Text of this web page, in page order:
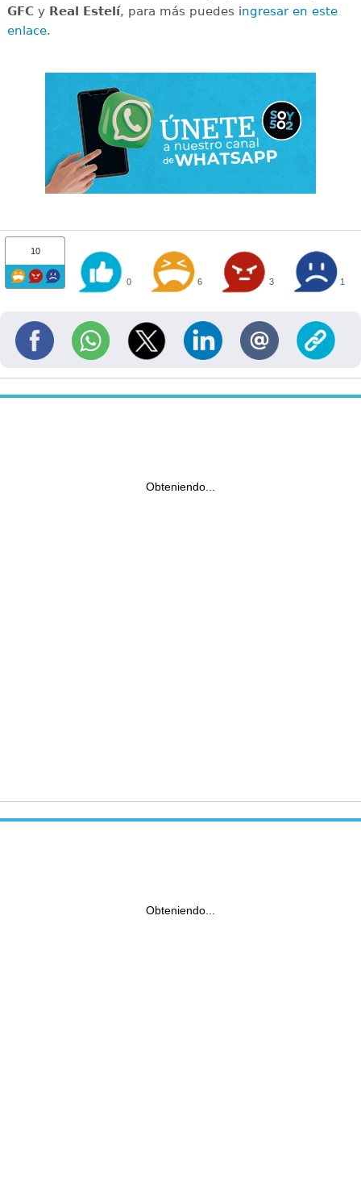
GFC y Real Estelí, para más puedes ingresar en este
enlace.
10
0 6 3 1
Obteniendo...
Obteniendo...